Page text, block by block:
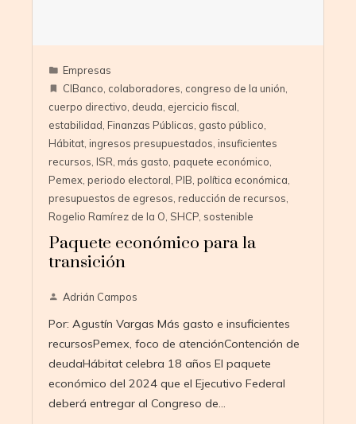
Empresas
CIBanco, colaboradores, congreso de la unión,
cuerpo directivo, deuda, ejercicio fiscal,
estabilidad, Finanzas Públicas, gasto público,
Hábitat, ingresos presupuestados, insuficientes
recursos, ISR, más gasto, paquete económico,
Pemex, periodo electoral, PIB, política económica,
presupuestos de egresos, reducción de recursos,
Rogelio Ramírez de la O, SHCP, sostenible
Paquete económico para la
transición
Adrián Campos
Por: Agustín Vargas Más gasto e insuficientes
recursosPemex, foco de atenciónContención de
deudaHábitat celebra 18 años El paquete
económico del 2024 que el Ejecutivo Federal
deberá entregar al Congreso de…